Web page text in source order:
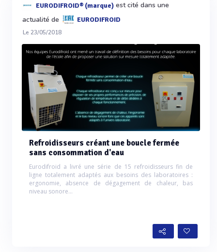
EURODIFROID® (marque) est cité dans une
actualité de
EURODIFROID
Le 23/05/2018
Refroidisseurs créant une boucle fermée
sans consommation d'eau
Eurodifroid a livré une série de 15 refroidisseurs fin de
ligne totalement adaptés aux besoins des laboratoires :
ergonomie, absence de dégagement de chaleur, bas
niveau sonore...